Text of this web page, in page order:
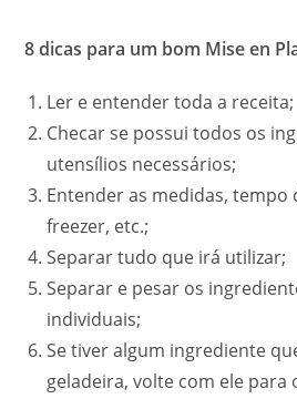
8 dicas para um bom Mise en
Ler e entender toda a receita;
Checar se possui todos os
utensílios necessários;
Entender as medidas, tempo
freezer, etc.;
Separar tudo que irá utilizar;
Separar e pesar os
individuais;
Se tiver algum ingrediente
geladeira, volte com ele